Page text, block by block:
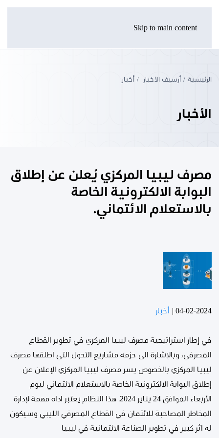
Skip to main content
الرئيسية أرشيف الأخبار أخبار
الأخبار
مصرف ليبيا المركزي يُعلن عن إطلاق
البوابة الالكترونية الخاصة
بالاستعلام الائتماني.
04-02-2024 أخبار
في إطار استراتيجية مصرف ليبيا المركزي في تطوير القطاع
المصرفي، وبالإشارة الى حزمه مشاريع التحول التي اطلقها مصرف
ليبيا المركزي بالخصوص يسر مصرف ليبيا المركزي الإعلان عن
إطلاق البوابة الالكترونية الخاصة بالاستعلام الائتماني ليوم
الأربعاء الموافق 24 يناير 2024. هذا النظام يعتبر اداه مهمة لإدارة
المخاطر المصاحبة للائتمان في القطاع المصرفي الليبي وسيكون
له اثر كبير في تطوير الصناعة الائتمانية في ليبيا